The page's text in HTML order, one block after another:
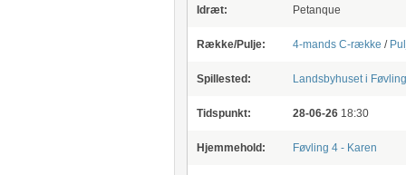
Idræt: Petanque
Række/Pulje: 4-mands C-række /
Spillested: Landsbyhuset i Føvling
Tidspunkt: 28-06-26 18:30
Hjemmehold: Føvling 4 - Karen